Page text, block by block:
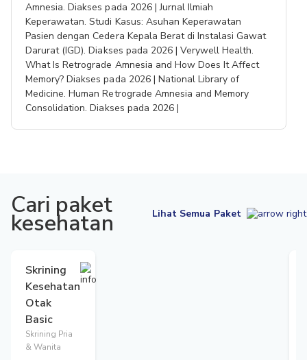
Amnesia. Diakses pada 2026 | Jurnal Ilmiah
Keperawatan. Studi Kasus: Asuhan Keperawatan
Pasien dengan Cedera Kepala Berat di Instalasi Gawat
Darurat (IGD). Diakses pada 2026 | Verywell Health.
What Is Retrograde Amnesia and How Does It Affect
Memory? Diakses pada 2026 | National Library of
Medicine. Human Retrograde Amnesia and Memory
Consolidation. Diakses pada 2026 |
Cari paket
kesehatan Lihat Semua Paket
Skrining
Kesehatan
Otak
Basic
Skrining Pria
& Wanita